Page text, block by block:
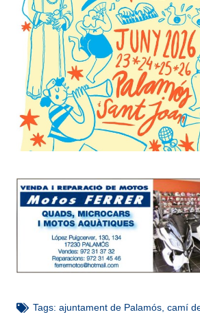
Tags: ajuntament de Palamós, camí